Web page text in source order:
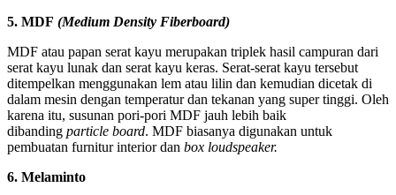
5. MDF (Medium Density Fiberboard)
MDF atau papan serat kayu merupakan triplek hasil campuran dari
serat kayu lunak dan serat kayu keras. Serat-serat kayu tersebut
ditempelkan menggunakan lem atau lilin dan kemudian dicetak di
dalam mesin dengan temperatur dan tekanan yang super tinggi. Oleh
karena itu, susunan pori-pori MDF jauh lebih baik
dibanding particle board. MDF biasanya digunakan untuk
pembuatan furnitur interior dan box loudspeaker.
6. Melaminto